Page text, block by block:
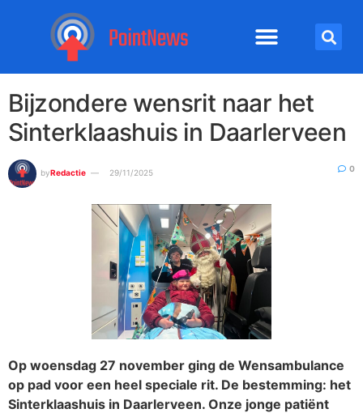
Bijzondere wensrit naar het
Sinterklaashuis in Daarlerveen
byRedactie 29/11/2025 0
Op woensdag 27 november ging de Wensambulance
op pad voor een heel speciale rit. De bestemming: het
Sinterklaashuis in Daarlerveen. Onze jonge patiënt